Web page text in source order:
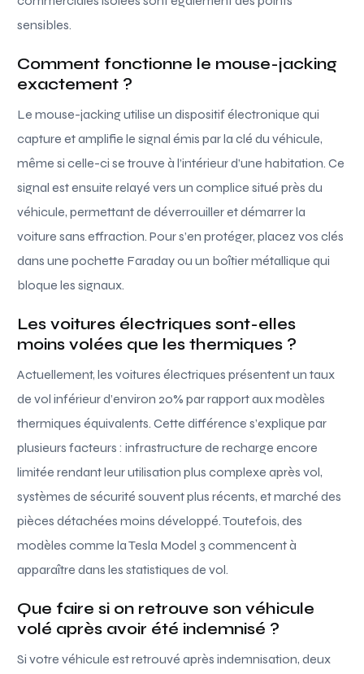
sensibles.
Comment fonctionne le mouse-jacking
exactement ?
Le mouse-jacking utilise un dispositif électronique qui
capture et amplifie le signal émis par la clé du véhicule,
même si celle-ci se trouve à l’intérieur d’une habitation. Ce
signal est ensuite relayé vers un complice situé près du
véhicule, permettant de déverrouiller et démarrer la
voiture sans effraction. Pour s’en protéger, placez vos clés
dans une pochette Faraday ou un boîtier métallique qui
bloque les signaux.
Les voitures électriques sont-elles
moins volées que les thermiques ?
Actuellement, les voitures électriques présentent un taux
de vol inférieur d’environ 20% par rapport aux modèles
thermiques équivalents. Cette différence s’explique par
plusieurs facteurs : infrastructure de recharge encore
limitée rendant leur utilisation plus complexe après vol,
systèmes de sécurité souvent plus récents, et marché des
pièces détachées moins développé. Toutefois, des
modèles comme la Tesla Model 3 commencent à
apparaître dans les statistiques de vol.
Que faire si on retrouve son véhicule
volé après avoir été indemnisé ?
Si votre véhicule est retrouvé après indemnisation, deux